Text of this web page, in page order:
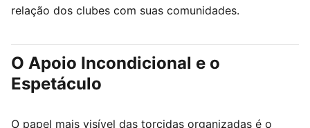
relação dos clubes com suas comunidades.
O Apoio Incondicional e o
Espetáculo
O papel mais visível das torcidas organizadas é o